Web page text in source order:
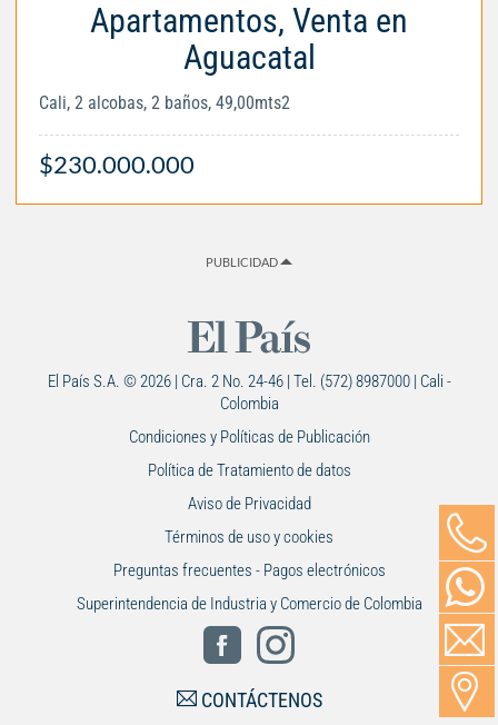
Apartamentos, Venta en
Aguacatal
Cali, 2 alcobas, 2 baños, 49,00mts2
$230.000.000
PUBLICIDAD
El País S.A. © 2026 | Cra. 2 No. 24-46 | Tel. (572) 8987000 | Cali -
Colombia
Condiciones y Políticas de Publicación
Política de Tratamiento de datos
Aviso de Privacidad
Términos de uso y cookies
Preguntas frecuentes - Pagos electrónicos
Superintendencia de Industria y Comercio de Colombia
CONTÁCTENOS